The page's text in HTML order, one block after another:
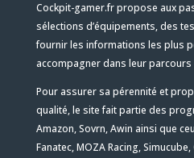
Cockpit-gamer.fr propose aux
sélections d’équipements, des
fournir les informations les plus
accompagner dans leur parcours
Pour assurer sa pérennité et
qualité, le site fait partie des
Amazon, Sovrn, Awin ainsi que
Fanatec, MOZA Racing,